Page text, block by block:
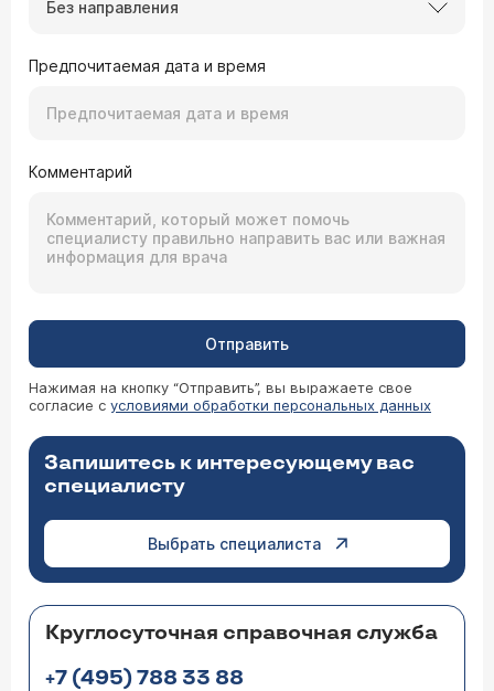
Без направления
Предпочитаемая дата и время
Комментарий
Отправить
Нажимая на кнопку “Отправить”, вы выражаете свое
согласие с условиями обработки персональных данных
Запишитесь к интересующему вас
специалисту
Выбрать специалиста
Круглосуточная справочная служба
+7 (495) 788 33 88